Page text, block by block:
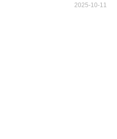
2025-10-11